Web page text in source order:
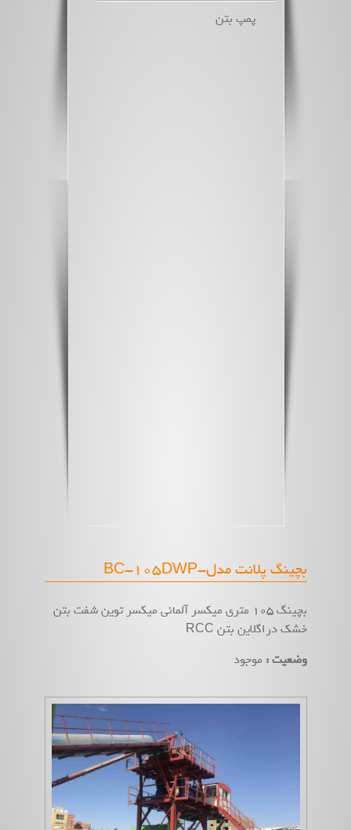
پمپ بتن
بچینگ پلانت مدل-BC-105DWP
بچینگ 105 متری میکسر آلمانی میکسر توین شفت بتن
خشک دراگلاین بتن RCC
وضعیت : موجود